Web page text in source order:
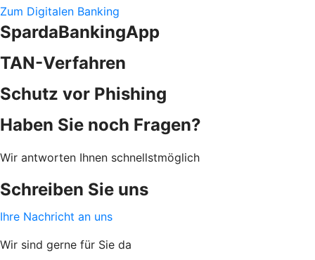
Zum Digitalen Banking
SpardaBankingApp
TAN-Verfahren
Schutz vor Phishing
Haben Sie noch Fragen?
Wir antworten Ihnen schnellstmöglich
Schreiben Sie uns
Ihre Nachricht an uns
Wir sind gerne für Sie da